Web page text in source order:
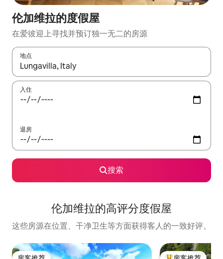
伦加维拉的度假屋
在爱彼迎上寻找并预订独一无二的房源
地点
如有搜索结果，请使用上下方向键查看，或通过点击或滑动手势
入住
退房
搜索
伦加维拉的高评分度假屋
这些房源在位置、干净卫生等方面获得客人的一致好评。